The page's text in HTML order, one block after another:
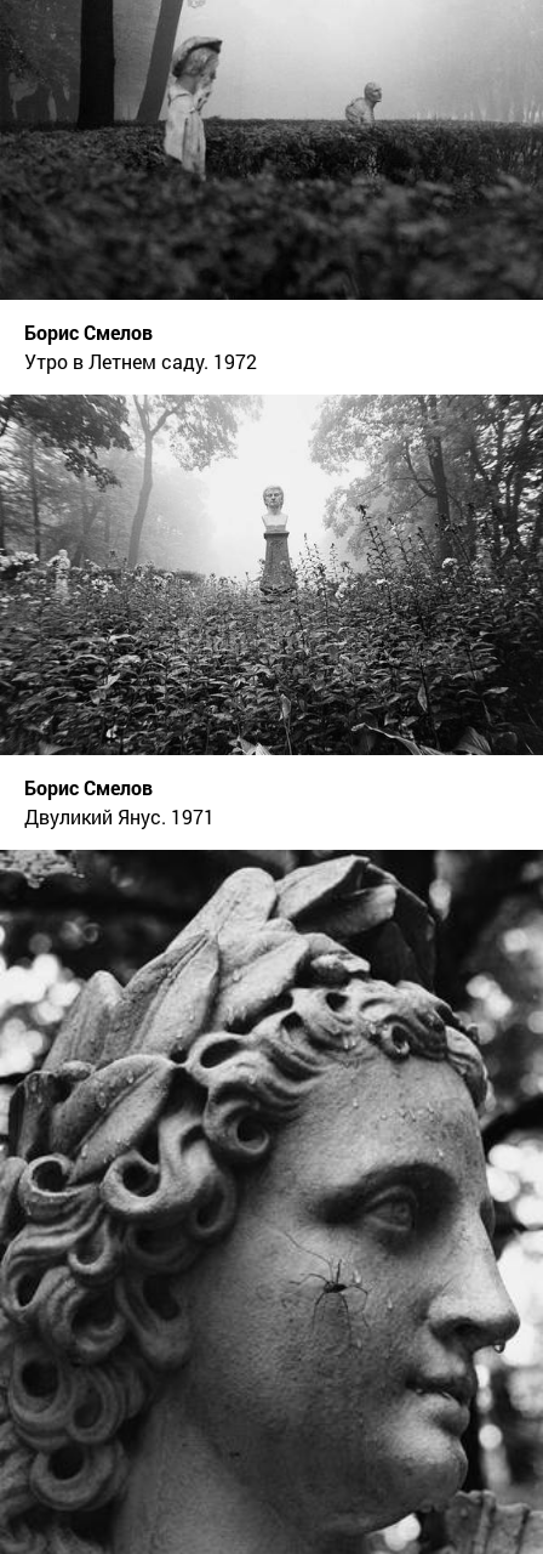
Борис Смелов
Утро в Летнем саду. 1972
Борис Смелов
Двуликий Янус. 1971